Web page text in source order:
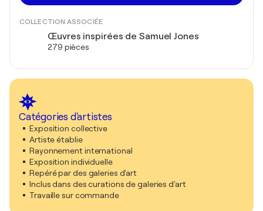
COLLECTION ASSOCIÉE
Œuvres inspirées de Samuel Jones
279 pièces
Catégories d'artistes
Exposition collective
Artiste établie
Rayonnement international
Exposition individuelle
Repéré par des galeries d'art
Inclus dans des curations de galeries d'art
Travaille sur commande